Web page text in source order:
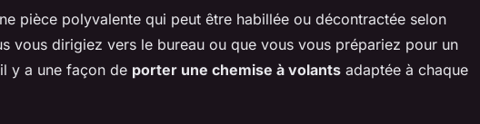
pièce polyvalente qui peut être habillée ou décontractée selon
vous dirigiez vers le bureau ou que vous vous prépariez pour un
y a une façon de porter une chemise à volants adaptée à chaque